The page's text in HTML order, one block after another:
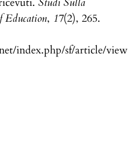
Education, 17(2), 265.
index.php/sf/article/view